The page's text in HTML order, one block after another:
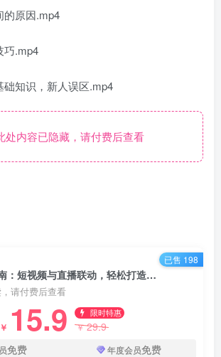
的原因.mp4
巧.mp4
础知识，新人误区.mp4
内容已隐藏，请付费后查看
抖音起号实战指南：短视频与直播联动，轻松打造爆款直播间
请付费后查看
￥ 15.9 限时特惠
￥29.9
免费 年度会员免费
已售 198